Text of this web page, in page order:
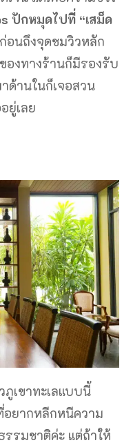
ปักหมุดไปที่ “เสม็ด
อนถึงจุดชมวิวหลัก
องทางร้านก็มีรองรับ
ด้านในก็เจอสวน
ยู่เลย
เขาทะเลแบบนี้
อยากหลีกหนีความ
รมชาติค่ะ แต่ถ้าให้